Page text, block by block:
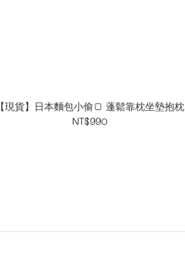
【現貨】日本麵包小偷🍞 蓬鬆靠枕坐墊抱枕
NT$990